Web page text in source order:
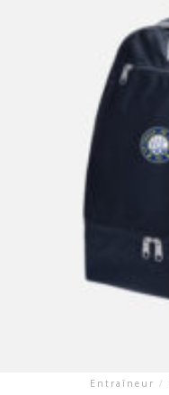
Entraîneur /